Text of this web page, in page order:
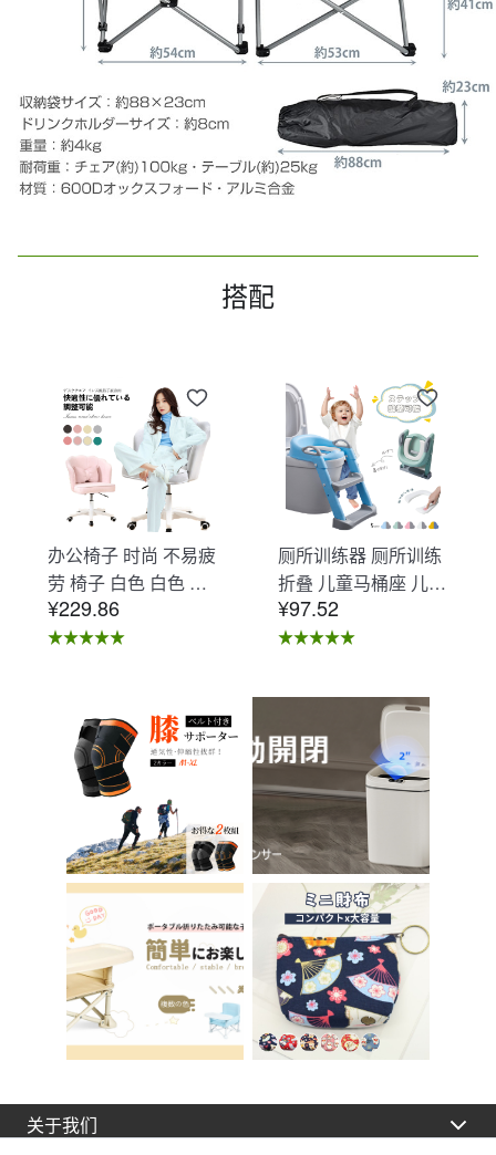
搭配
办公椅子 时尚 不易疲
劳 椅子 白色 白色 办
公椅子 不易疲劳 学习
椅 北欧 儿童 椅子 学
椅子 在家办公 Asher
Brilliant C-56
¥229.86
厕所训练器 厕所训练
折叠 儿童马桶座 儿童
马桶辅助 收纳式马桶
座 小孩马桶座 儿童厕
女孩 儿童 孩子 儿童
马桶训练 免邮 踏步器
厕所
¥97.52
关于我们